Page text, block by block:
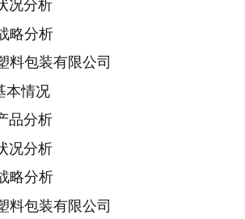
况分析
略分析
料包装有限公司
本情况
品分析
况分析
略分析
料包装有限公司